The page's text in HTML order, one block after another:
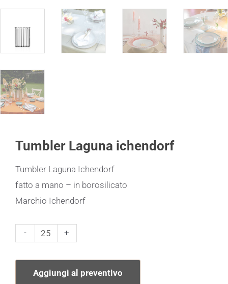
Tumbler Laguna ichendorf
Tumbler Laguna Ichendorf
fatto a mano – in borosilicato
Marchio Ichendorf
-
Tumbler
ichendorf
quantità
+
Aggiungi al preventivo